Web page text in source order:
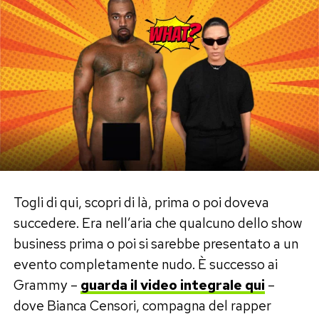
negligenza di alcuni membri del suo
entourage».
Wada di parte
Sinner ha scelto di chiuderla qui per evitare
ulteriori tormenti e, chissà, una squalifica ancora
più pesante. Perché da quelle parti la giustizia
non conta. La Wada lo ha già dimostrato,
procede per partito preso. Ma la scelta di Sinner
dovrebbe aprire una riflessione: perché lo sport
professionistico, che non è solo un gioco, deve
dipendere e sottostare a queste cialtronerie?
Sarebbe anche l’ora che l’agenzia mondiale
dell’ingiustizia Wada nel dimenticatoio
Togli di qui, scopri di là, prima o poi doveva
succedere. Era nell’aria che qualcuno dello show
business prima o poi si sarebbe presentato a un
evento completamente nudo. È successo ai
Grammy – guarda il video integrale qui –
dove Bianca Censori, compagna del rapper